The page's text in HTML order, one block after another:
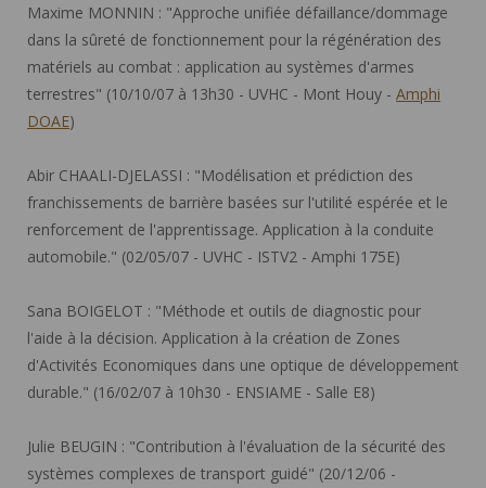
Maxime MONNIN : "Approche unifiée défaillance/dommage
dans la sûreté de fonctionnement pour la régénération des
matériels au combat : application au systèmes d'armes
terrestres" (10/10/07 à 13h30 - UVHC - Mont Houy - Amphi
DOAE)
Abir CHAALI-DJELASSI : "Modélisation et prédiction des
franchissements de barrière basées sur l'utilité espérée et le
renforcement de l'apprentissage. Application à la conduite
automobile." (02/05/07 - UVHC - ISTV2 - Amphi 175E)
Sana BOIGELOT : "Méthode et outils de diagnostic pour
l'aide à la décision. Application à la création de Zones
d'Activités Economiques dans une optique de développement
durable." (16/02/07 à 10h30 - ENSIAME - Salle E8)
Julie BEUGIN : "Contribution à l'évaluation de la sécurité des
systèmes complexes de transport guidé" (20/12/06 -